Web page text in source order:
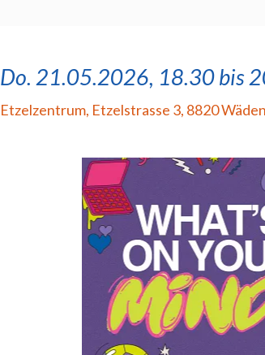
Do. 21.05.2026, 18.30 bis
Etzelzentrum, Etzelstrasse 3, 8820